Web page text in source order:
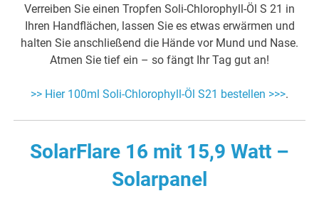
Verreiben Sie einen Tropfen Soli-Chlorophyll-Öl S 21 in
Ihren Handflächen, lassen Sie es etwas erwärmen und
halten Sie anschließend die Hände vor Mund und Nase.
Atmen Sie tief ein – so fängt Ihr Tag gut an!
>> Hier 100ml Soli-Chlorophyll-Öl S21 bestellen >>>.
SolarFlare 16 mit 15,9 Watt –
Solarpanel